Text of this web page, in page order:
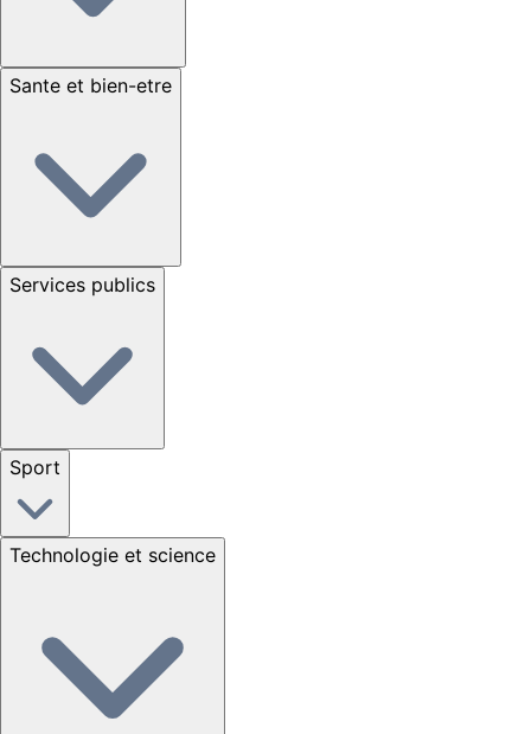
Sante et bien-etre
Services publics
Sport
Technologie et science